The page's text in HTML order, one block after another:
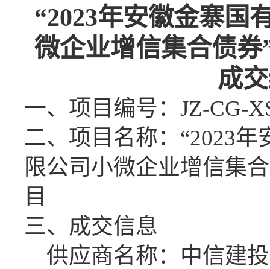
“2023年安徽金寨国
微企业增信集合债
成交
一、 项目编号： JZ-CG-
二、项目名称： “2023年
限公司小微企业增信集
目
三、 成交信息
供应商名称： 中信建